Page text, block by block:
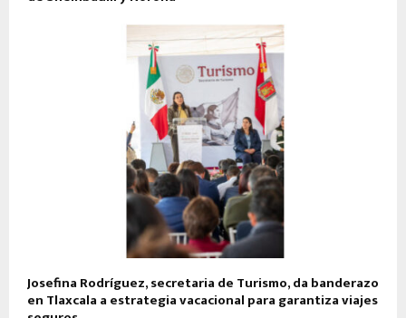
Josefina Rodríguez, secretaria de Turismo, da banderazo
en Tlaxcala a estrategia vacacional para garantiza viajes